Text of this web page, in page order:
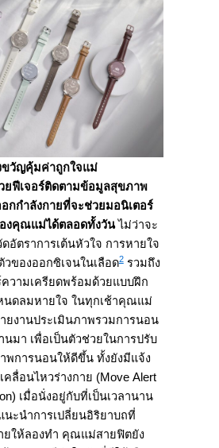
ขวัญคุ้มค่าถูกใจแม่
ยฟีเจอร์ติดตามข้อมูลสุขภาพ
กกำลังกายที่จะช่วยมอนิเตอร์
งคุณแม่ได้ตลอดทั้งวันไม่ว่าจะ
ดอัตราการเต้นหัวใจ การหายใจ
ของออกซิเจนในเลือด2รวมถึง
วามเครียดพร้อมด้วยแบบฝึก
นดลมหายใจ ในทุกเช้าคุณแม่
ยงานประเมินภาพรวมการนอน
มา เพื่อเป็นตัวช่วยในการปรับ
การนอนให้ดีขึ้น ทั้งยังมีแจ้ง
คลื่อนไหวร่างกาย (Move Alert
เมื่อนั่งอยู่กับที่เป็นเวลานาน
ะนำการเปลี่ยนอิริยาบถที่
ยให้ลองทำ คุณแม่สายฟิตยัง